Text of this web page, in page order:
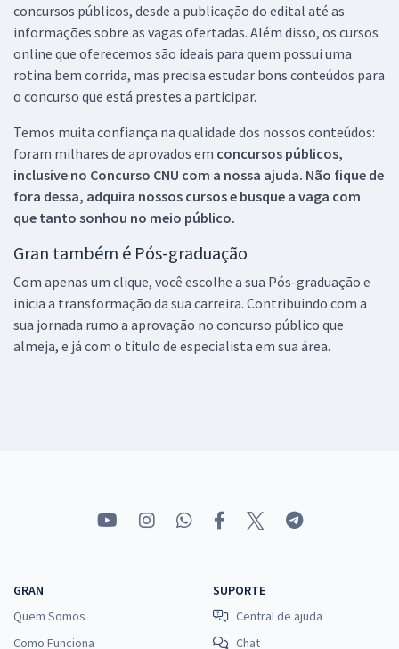
concursos públicos, desde a publicação do edital até as
informações sobre as vagas ofertadas. Além disso, os cursos
online que oferecemos são ideais para quem possui uma
rotina bem corrida, mas precisa estudar bons conteúdos para
o concurso que está prestes a participar.
Temos muita confiança na qualidade dos nossos conteúdos:
foram milhares de aprovados em concursos públicos,
inclusive no Concurso CNU com a nossa ajuda. Não fique de
fora dessa, adquira nossos cursos e busque a vaga com
que tanto sonhou no meio público.
Gran também é Pós-graduação
Com apenas um clique, você escolhe a sua Pós-graduação e
inicia a transformação da sua carreira. Contribuindo com a
sua jornada rumo a aprovação no concurso público que
almeja, e já com o título de especialista em sua área.
GRAN
Quem Somos
Como Funciona
SUPORTE
Central de ajuda
Chat